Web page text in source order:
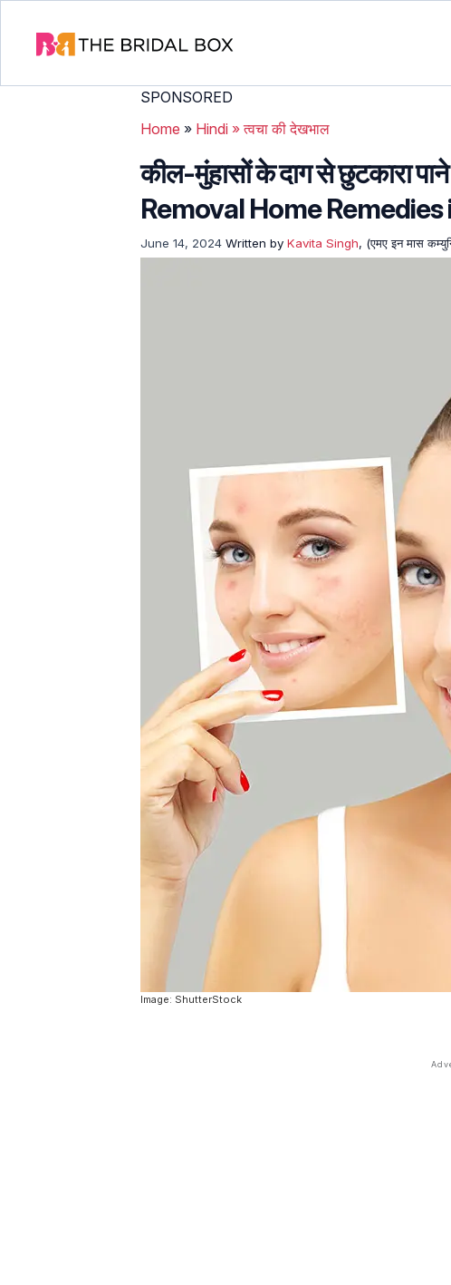
SPONSORED
Home » Hindi »त्वचा की देखभाल
कील-मुंहासों के दाग से छुटकारा
Removal Home Remedies
June 14, 2024 Written by Kavita Singh, (एमए इन मास
Image: ShutterStock